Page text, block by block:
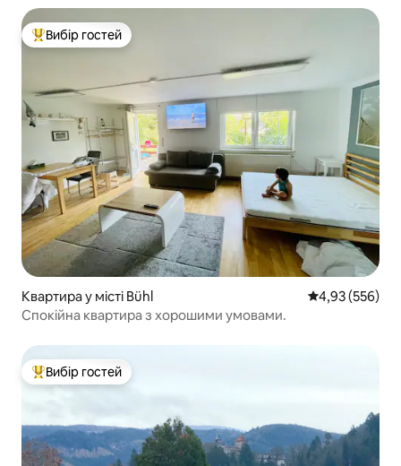
Топ вибір гостей
Вибір гостей
Квартира у місті Bühl Середня
4,93 (556)
Спокійна квартира з хорошими умовами.
Топ вибір гостей
Вибір гостей